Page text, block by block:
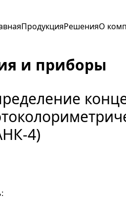
ПродукцияРешенияО
и приборы
4)